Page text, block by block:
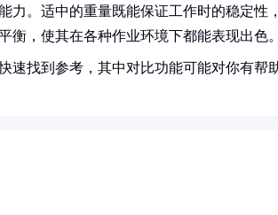
力。适中的重量既能保证工作时的稳定性
衡，使其在各种作业环境下都能表现出色。
速找到参考，其中对比功能可能对你有帮